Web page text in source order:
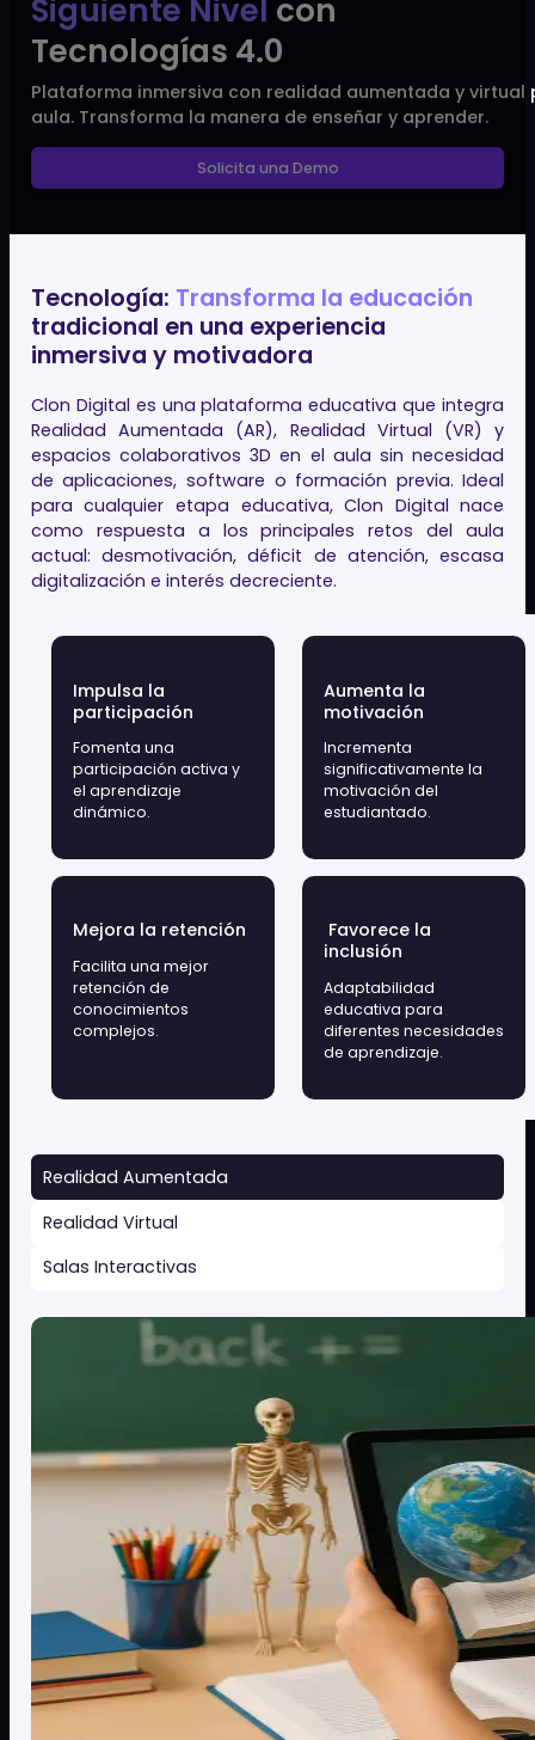
FORMACIÓN BONIFICABLE POR FUNDAE
Lleva tu Centro al
Siguiente Nivelcon
Tecnologías 4.0
Plataforma inmersiva con realidad aumentada y virtual
Solicita una Demo
Tecnología:
Transforma la educación
tradicional en una experiencia
Clon Digital es una plataforma educativa que integra
Realidad Aumentada (AR), Realidad Virtual (VR) y
espacios colaborativos 3D en el aula sin necesidad
de aplicaciones, software o formación previa. Ideal
para cualquier etapa educativa, Clon Digital nace
actual: desmotivación, déficit de atención, escasa
Impulsa la
participación
participación activa y
el aprendizaje
significativamente la
motivación del
estudiantado.
Mejora la retención
retención de
conocimientos
complejos.
Favorece la
inclusión
Adaptabilidad
educativa para
diferentes necesidades
de aprendizaje.